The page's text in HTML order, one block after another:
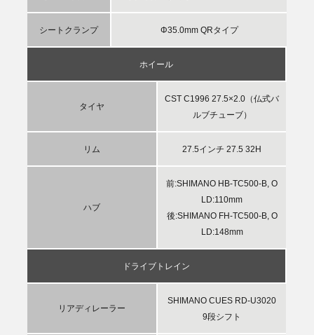
シートクランプ Φ35.0mm QRタイプ
ホイール
タイヤ
CST C1996 27.5×2.0（仏式バ
ルブチューブ）
リム 27.5インチ 27.5 32H
ハブ
前:SHIMANO HB-TC500-B, O
LD:110mm
後:SHIMANO FH-TC500-B, O
LD:148mm
ドライブトレイン
リアディレーラー
SHIMANO CUES RD-U3020
9段シフト